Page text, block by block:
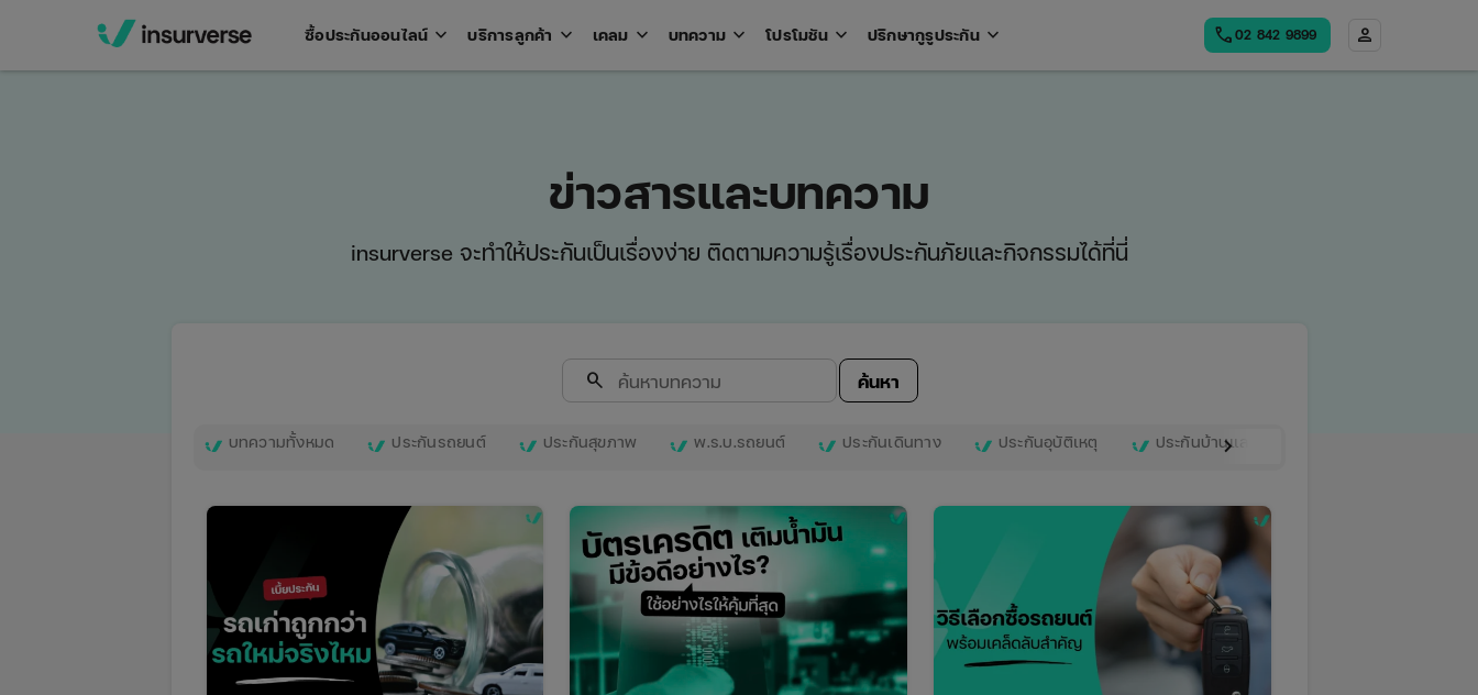
ซื้อประกันออนไลน์ keyboard_arrow_down Open
บริการลูกค้า keyboard_arrow_down Open
เคลม keyboard_arrow_down Open
บทความ keyboard_arrow_down Open
โปรโมชัน keyboard_arrow_down Open
ปรึกษากูรูประกัน keyboard_arrow_down call02​ 842 9899 person
ข่าวสารและบทความ
insurverse จะทำให้ประกันเป็นเรื่องง่าย ติดตามความรู้เรื่องประกันภัยและกิจกรรมได้ที่นี่
search ค้นหา
บทความทั้งหมด ประกันรถยนต์ ประกันสุขภาพ พ.ร.บ.รถยนต์ ประกันเดินทาง ประกันอุบัติเหตุ ประกันบ้านและคอนโด
keyboard_arrow_right